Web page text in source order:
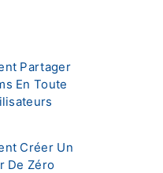
Partager
En Toute
Créer Un
De Zéro